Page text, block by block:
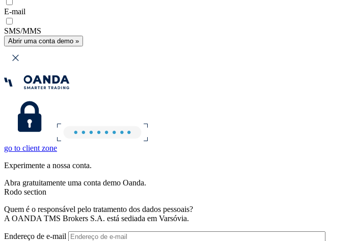
E-mail
SMS/MMS
Abrir uma conta demo »
go to client zone
Experimente a nossa conta.
Abra gratuitamente uma conta demo Oanda.
Rodo section
Quem é o responsável pelo tratamento dos dados pessoais?
A OANDA TMS Brokers S.A. está sediada em Varsóvia.
Endereço de e-mail